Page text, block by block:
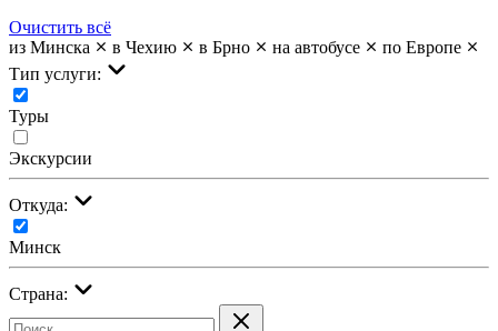
Очистить всё
из Минска
в Чехию в Брно на автобусе
по Европе
Тип услуги:
Туры
Экскурсии
Откуда:
Минск
Страна: